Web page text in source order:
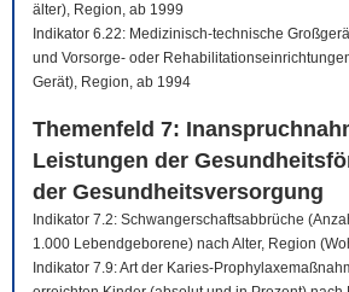
älter), Region, ab 1999
Indikator 6.22: Medizinisch-technische
und Vorsorge- oder
Gerät), Region, ab 1994
Themenfeld 7:
Leistungen der
der Gesundheitsversorgung
Indikator 7.2: Schwangerschaftsabbrüche
1.000 Lebendgeborene) nach Alter, Region
Indikator 7.9: Art der Karies-